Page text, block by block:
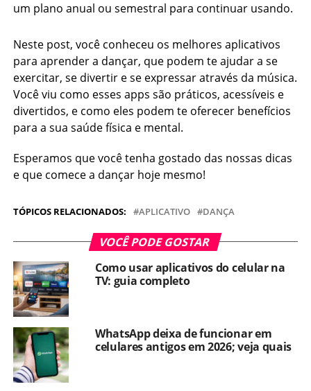
um plano anual ou semestral para continuar usando.
Neste post, você conheceu os melhores aplicativos
para aprender a dançar, que podem te ajudar a se
exercitar, se divertir e se expressar através da música.
Você viu como esses apps são práticos, acessíveis e
divertidos, e como eles podem te oferecer benefícios
para a sua saúde física e mental.
Esperamos que você tenha gostado das nossas dicas
e que comece a dançar hoje mesmo!
TÓPICOS RELACIONADOS: APLICATIVO DANÇA
VOCÊ PODE GOSTAR
Como usar aplicativos do celular na
TV: guia completo
WhatsApp deixa de funcionar em
celulares antigos em 2026; veja quais